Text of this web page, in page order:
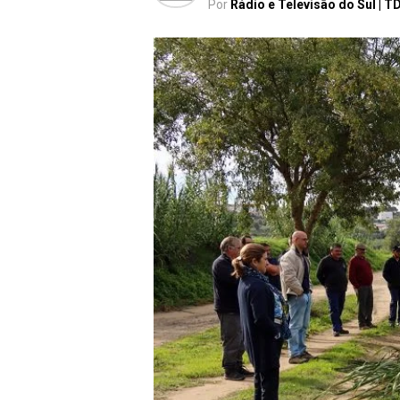
Por Rádio e Televisão do Sul |